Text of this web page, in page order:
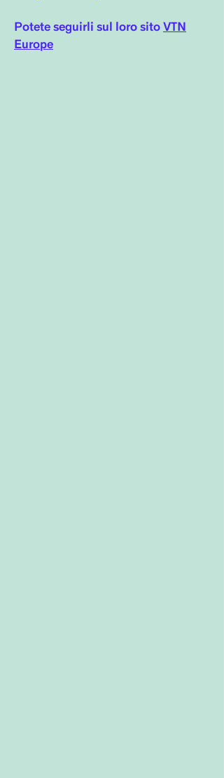
Potete seguirli sul loro sitoVTN
Europe